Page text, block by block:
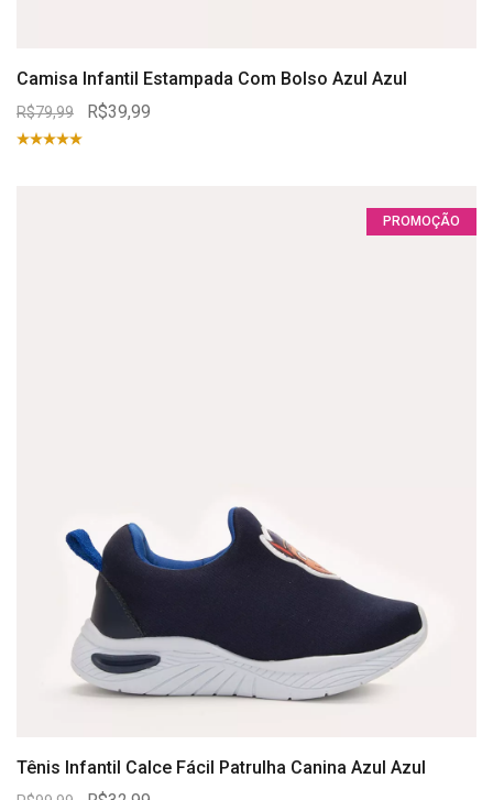
Camisa Infantil Estampada Com Bolso Azul Azul
R$79,99 R$39,99
PROMOÇÃO
Tênis Infantil Calce Fácil Patrulha Canina Azul Azul